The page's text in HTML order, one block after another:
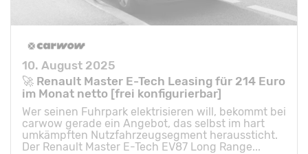
10. August 2025
🚀 Renault Master E-Tech Leasing für 214 Euro
im Monat netto [frei konfigurierbar]
Wer seinen Fuhrpark elektrisieren will, bekommt bei
carwow gerade ein Angebot, das selbst im hart
umkämpften Nutzfahrzeugsegment heraussticht.
Der Renault Master E-Tech EV87 Long Range...